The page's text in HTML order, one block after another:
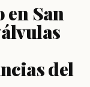
San
del